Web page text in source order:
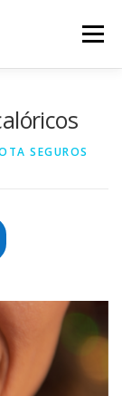
Menu
SEGUROS